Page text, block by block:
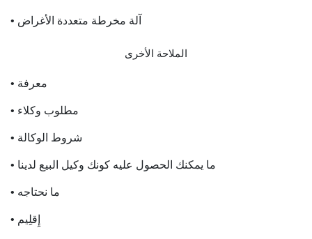
• آلة مخرطة متعددة الأغراض
الملاحة الأخرى
• معرفة
• مطلوب وكلاء
• شروط الوكالة
• ما يمكنك الحصول عليه كونك وكيل البيع لدينا
• ما نحتاجه
• إِقلِيم